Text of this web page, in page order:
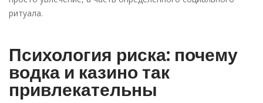
ритуала.
Психология риска: почему
водка и казино так
привлекательны